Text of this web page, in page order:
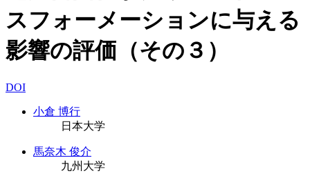
スフォーメーションに与える
影響の評価（その３）
DOI
小倉 博行
日本大学
馬奈木 俊介
九州大学